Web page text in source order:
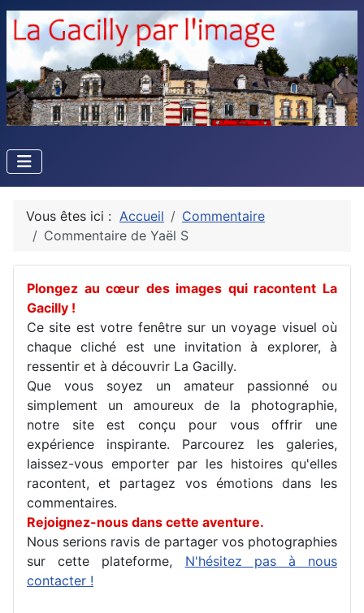
Vous êtes ici : Accueil
Commentaire
Commentaire de Yaël S
Plongez au cœur des images qui racontent La
Gacilly !
Ce site est votre fenêtre sur un voyage visuel où
chaque cliché est une invitation à explorer, à
ressentir et à découvrir La Gacilly.
Que vous soyez un amateur passionné ou
simplement un amoureux de la photographie,
notre site est conçu pour vous offrir une
expérience inspirante. Parcourez les galeries,
laissez-vous emporter par les histoires qu'elles
racontent, et partagez vos émotions dans les
commentaires.
Rejoignez-nous dans cette aventure.
Nous serions ravis de partager vos photographies
sur cette plateforme, N'hésitez pas à nous
contacter !